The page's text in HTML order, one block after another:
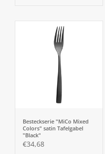
Besteckserie "MiCo Mixed
Colors" satin Tafelgabel
"Black"
€34,68